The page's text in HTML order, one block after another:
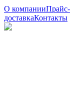
О компании
доставкаКонтакты